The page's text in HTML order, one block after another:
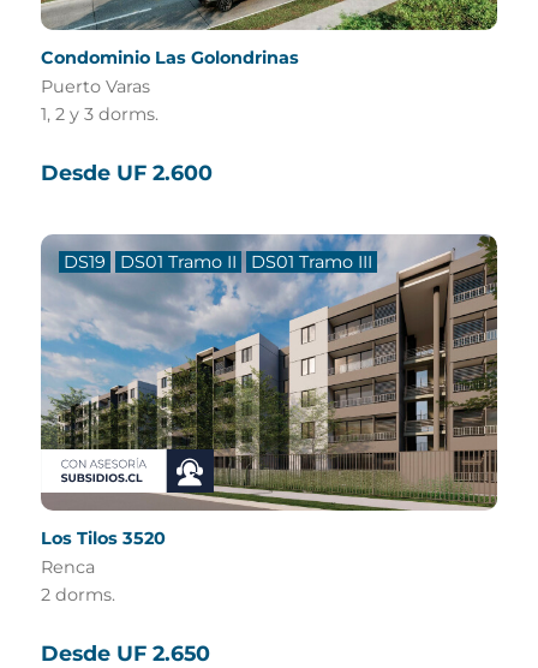
Condominio Las Golondrinas
Puerto Varas
1, 2 y 3 dorms.
Desde UF 2.600
DS19 DS01 Tramo II DS01 Tramo III
Los Tilos 3520
Renca
2 dorms.
Desde UF 2.650